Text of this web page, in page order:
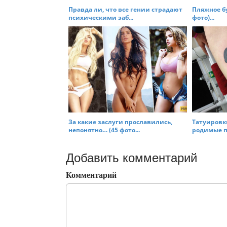
Правда ли, что все гении страдают
психическими заб...
Пляжное
фото)...
За какие заслуги прославились,
непонятно… (45 фото...
родимые
Добавить комментарий
Комментарий